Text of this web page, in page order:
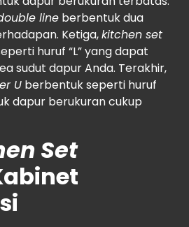
line berbentuk dua
Ketiga,kitchen set
huruf “L” yang dapat
sudut dapur Anda. Terakhir,
U berbentuk seperti huruf
dapur berukuran cukup
Set